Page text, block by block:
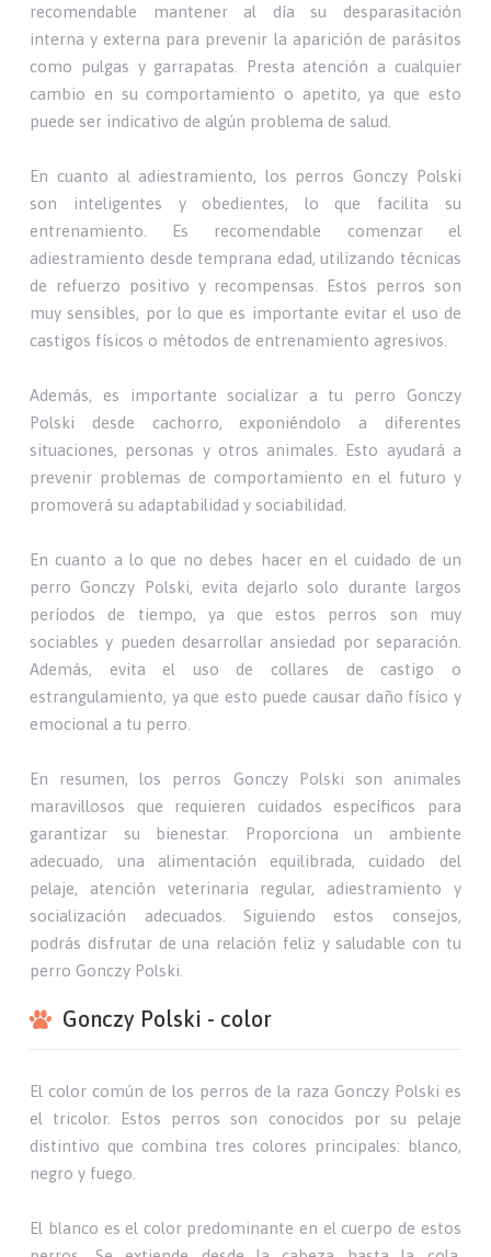
recomendable mantener al día su desparasitación
interna y externa para prevenir la aparición de parásitos
como pulgas y garrapatas. Presta atención a cualquier
cambio en su comportamiento o apetito, ya que esto
puede ser indicativo de algún problema de salud.
En cuanto al adiestramiento, los perros Gonczy Polski
son inteligentes y obedientes, lo que facilita su
entrenamiento. Es recomendable comenzar el
adiestramiento desde temprana edad, utilizando técnicas
de refuerzo positivo y recompensas. Estos perros son
muy sensibles, por lo que es importante evitar el uso de
castigos físicos o métodos de entrenamiento agresivos.
Además, es importante socializar a tu perro Gonczy
Polski desde cachorro, exponiéndolo a diferentes
situaciones, personas y otros animales. Esto ayudará a
prevenir problemas de comportamiento en el futuro y
promoverá su adaptabilidad y sociabilidad.
En cuanto a lo que no debes hacer en el cuidado de un
perro Gonczy Polski, evita dejarlo solo durante largos
períodos de tiempo, ya que estos perros son muy
sociables y pueden desarrollar ansiedad por separación.
Además, evita el uso de collares de castigo o
estrangulamiento, ya que esto puede causar daño físico y
emocional a tu perro.
En resumen, los perros Gonczy Polski son animales
maravillosos que requieren cuidados específicos para
garantizar su bienestar. Proporciona un ambiente
adecuado, una alimentación equilibrada, cuidado del
pelaje, atención veterinaria regular, adiestramiento y
socialización adecuados. Siguiendo estos consejos,
podrás disfrutar de una relación feliz y saludable con tu
perro Gonczy Polski.
Gonczy Polski - color
El color común de los perros de la raza Gonczy Polski es
el tricolor. Estos perros son conocidos por su pelaje
distintivo que combina tres colores principales: blanco,
negro y fuego.
El blanco es el color predominante en el cuerpo de estos